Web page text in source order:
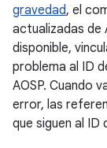
gravedad, el
actualizadas de
disponible,
problema al ID
AOSP. Cuando
error, las
que siguen al ID